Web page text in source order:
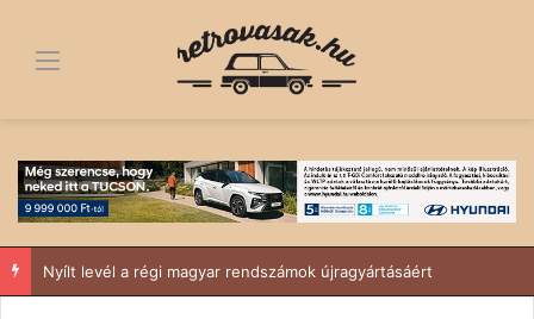
Menü
Nyílt levél a régi magyar rendszámok újragyártásáért